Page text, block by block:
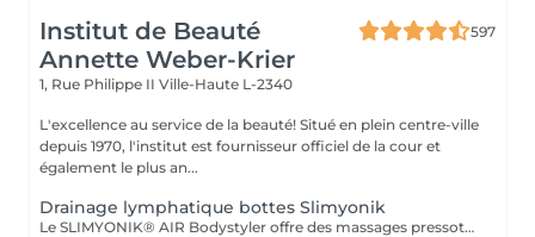
Institut de Beauté
Annette Weber-Krier
597
1, Rue Philippe II Ville-Haute L-2340
L'excellence au service de la beauté! Situé en plein centre-ville
depuis 1970, l'institut est fournisseur officiel de la cour et
également le plus an...
Drainage lymphatique bottes Slimyonik
Le SLIMYONIK® AIR Bodystyler offre des massages pressothérapeutiques sur mesure combinés à l'inhalation d'air enrichi en oxygène, qui active en douceur votre système lymphatique, stimule votre métabolisme et augmente le flux sanguin vers votre peau et vos tissus adipeux. Des massages par ondes de pression spécialement conçus stimulent le métabolisme jusque dans les couches les plus profondes du tissu conjonctif, déclenchant des processus de détoxification et permettant aux déchets et aux dépôts de graisse d'être décomposés, lavés et éliminés. Le Bodystyler avec inhalation d'oxygène est au cur de notre approche. Un métabolisme actif et beaucoup d'oxygène sont nécessaires à la décomposition des graisses, car cela permet à l'organisme de fractionner les acides gras, puis d'en expulser la majeure partie par les poumons. Si vous voulez perdre du poids, vous avez besoin d'un apport sain en oxygène, d'une réduction des calories et d'un métabolisme actif. En utilisant les résultats de la recherche scientifique et les méthodes de traitement développées en conséquence, vous pouvez devenir plus sain et plus mince à long terme.